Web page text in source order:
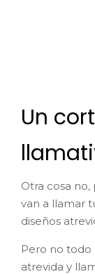
Un
Otra cosa no,
van a llamar
diseños
Pero no todo
atrevida y